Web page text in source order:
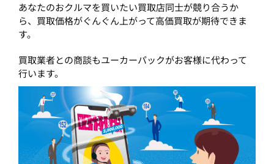
あなたのおクルマを買いたい買取店同士が競り合うか
ら、買取価格がぐんぐん上がって高価買取が期待できま
す。
買取業者との商談もユーカーパックがお客様に代わって
行います。